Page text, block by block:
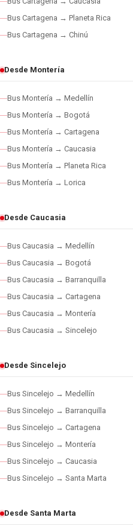
Bus Cartagena → Planeta Rica
Bus Cartagena → Chinú
Desde Montería
Bus Montería → Medellín
Bus Montería → Bogotá
Bus Montería → Cartagena
Bus Montería → Caucasia
Bus Montería → Planeta Rica
Bus Montería → Lorica
Desde Caucasia
Bus Caucasia → Medellín
Bus Caucasia → Bogotá
Bus Caucasia → Barranquilla
Bus Caucasia → Cartagena
Bus Caucasia → Montería
Bus Caucasia → Sincelejo
Desde Sincelejo
Bus Sincelejo → Medellín
Bus Sincelejo → Barranquilla
Bus Sincelejo → Cartagena
Bus Sincelejo → Montería
Bus Sincelejo → Caucasia
Bus Sincelejo → Santa Marta
Desde Santa Marta